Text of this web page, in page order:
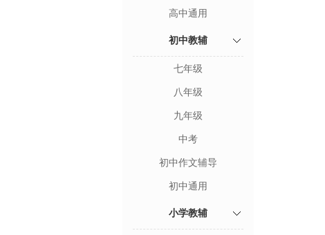
高中通用
初中教辅
七年级
八年级
九年级
中考
初中作文辅导
初中通用
小学教辅